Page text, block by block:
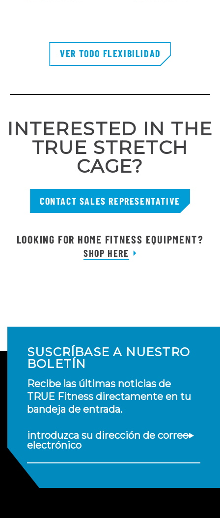
VER TODO FLEXIBILIDAD
INTERESTED IN THE
TRUE STRETCH
CAGE?
CONTACT SALES REPRESENTATIVE
LOOKING FOR HOME FITNESS EQUIPMENT?
SHOP HERE
SUSCRÍBASE A NUESTRO
BOLETÍN
Recibe las últimas noticias de
TRUE Fitness directamente en tu
bandeja de entrada.
introduzca su dirección de correo
electrónico